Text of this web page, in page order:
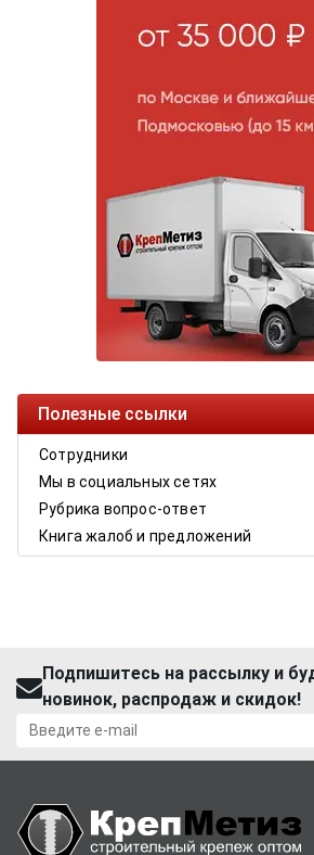
Полезные ссылки
Сотрудники
Мы в социальных сетях
Рубрика вопрос-ответ
Книга жалоб и предложений
Подпишитесь на рассылку и
новинок, распродаж и скидок!